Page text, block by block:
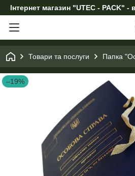
Інтернет магазин "UTEC - PACK"
Товари та послуги Папка
–19%